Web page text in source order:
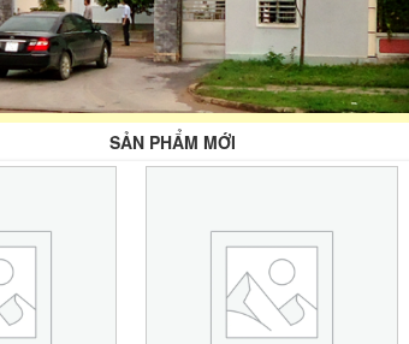
SẢN PHẨM MỚI